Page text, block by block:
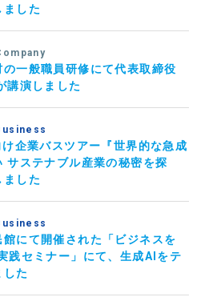
ました
の一般職員研修にて代表取締役
講演しました
け企業バスツアー『世界的な急成
サステナブル産業の秘密を探
ました
館にて開催された「ビジネスを
践セミナー」にて、生成AIをテ
した